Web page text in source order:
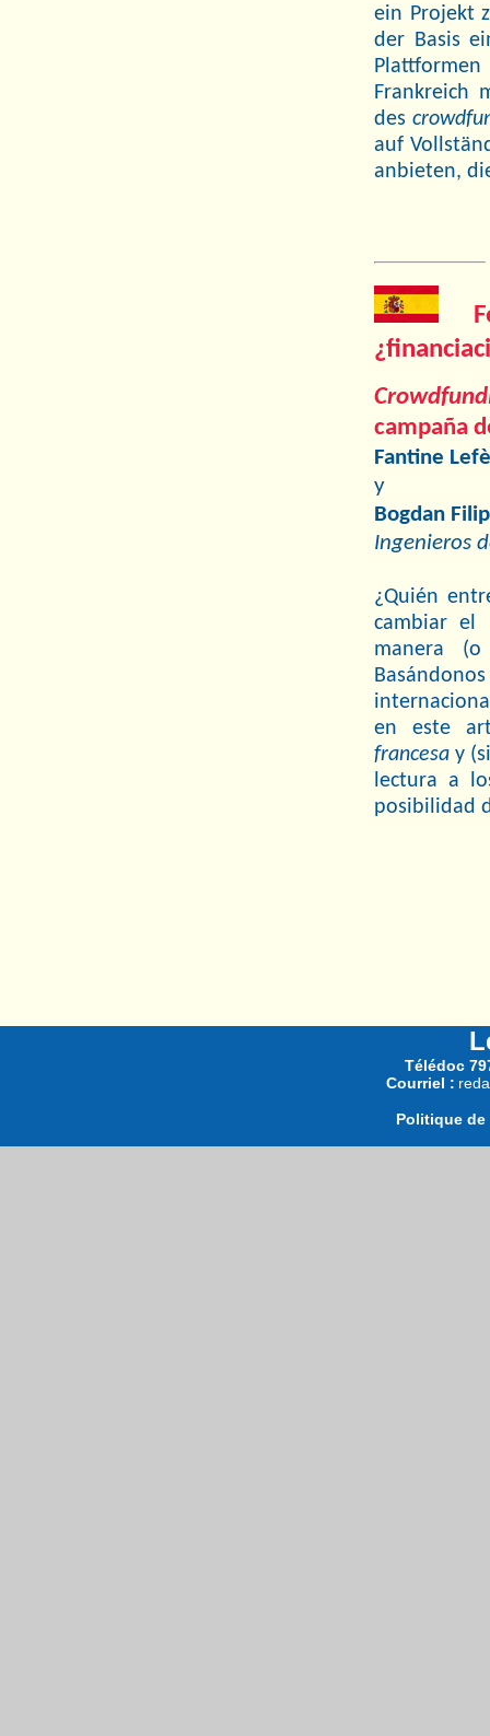
ein Projekt
der Basis
Frankreich
des
auf
anbieten,
campaña
Fantine
y
Bogdan
Ingenieros
¿Quién
cambiar el
manera (o
en este
francesa y
lectura a
posibilidad
Télédoc
Courriel :
Politique